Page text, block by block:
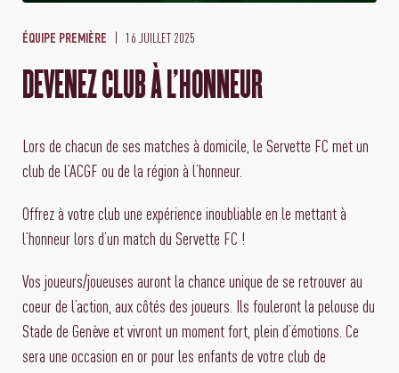
ÉQUIPE PREMIÈRE 16 JUILLET 2025
DEVENEZ CLUB À L'HONNEUR
Lors de chacun de ses matches à domicile, le Servette FC met un
club de l’ACGF ou de la région à l’honneur.
Offrez à votre club une expérience inoubliable en le mettant à
l’honneur lors d’un match du Servette FC !
Vos joueurs/joueuses auront la chance unique de se retrouver au
coeur de l’action, aux côtés des joueurs. Ils fouleront la pelouse du
Stade de Genève et vivront un moment fort, plein d’émotions. Ce
sera une occasion en or pour les enfants de votre club de